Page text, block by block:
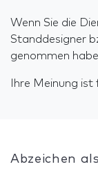
Wenn Sie die
Standdesigner
genommen
Ihre Meinung
Abzeichen